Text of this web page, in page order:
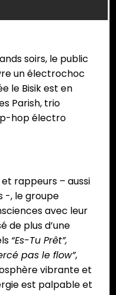
soirs, le public
un électrochoc
le Bisik est en
Parish, trio
hop électro
rappeurs – aussi
-, le groupe
avec leur
de plus d’une
“Es-Tu Prêt”,
pas le flow”,
vibrante et
est palpable et